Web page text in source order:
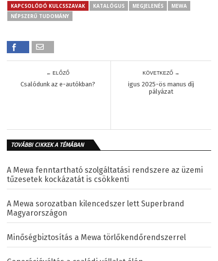
KAPCSOLÓDÓ KULCSSZAVAK KATALÓGUS MEGJELENÉS
MEWA
NÉPSZERŰ TUDOMÁNY
← ELŐZŐ
Csalódunk az e-autókban?
KÖVETKEZŐ →
igus 2025-ös manus díj
pályázat
TOVÁBBI CIKKEK A TÉMÁBAN
A Mewa fenntartható szolgáltatási rendszere az üzemi
tűzesetek kockázatát is csökkenti
A Mewa sorozatban kilencedszer lett Superbrand
Magyarországon
Minőségbiztosítás a Mewa törlőkendőrendszerrel